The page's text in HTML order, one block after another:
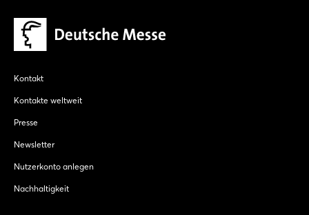
Kontakt
Kontakte weltweit
Presse
Newsletter
Nutzerkonto anlegen
Nachhaltigkeit